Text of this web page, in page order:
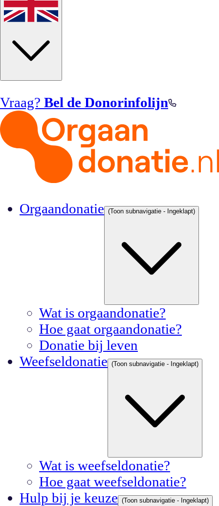
Vraag? Bel de Donorinfolijn
Orgaandonatie (Toon subnavigatie - Ingeklapt)
Wat is orgaandonatie?
Hoe gaat orgaandonatie?
Donatie bij leven
Weefseldonatie (Toon subnavigatie - Ingeklapt)
Wat is weefseldonatie?
Hoe gaat weefseldonatie?
Hulp bij je keuze (Toon subnavigatie - Ingeklapt)